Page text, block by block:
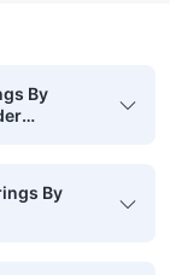
By
By